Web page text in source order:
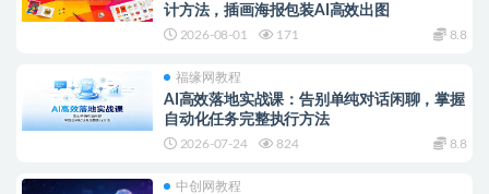
计方法，插画海报包装AI高效出图
2026-08-01 171 8.8
福缘网教程
AI高效落地实战课：告别单纯对话闲聊，掌握
自动化任务完整执行方法
2026-07-24 824 8.8
中创网教程